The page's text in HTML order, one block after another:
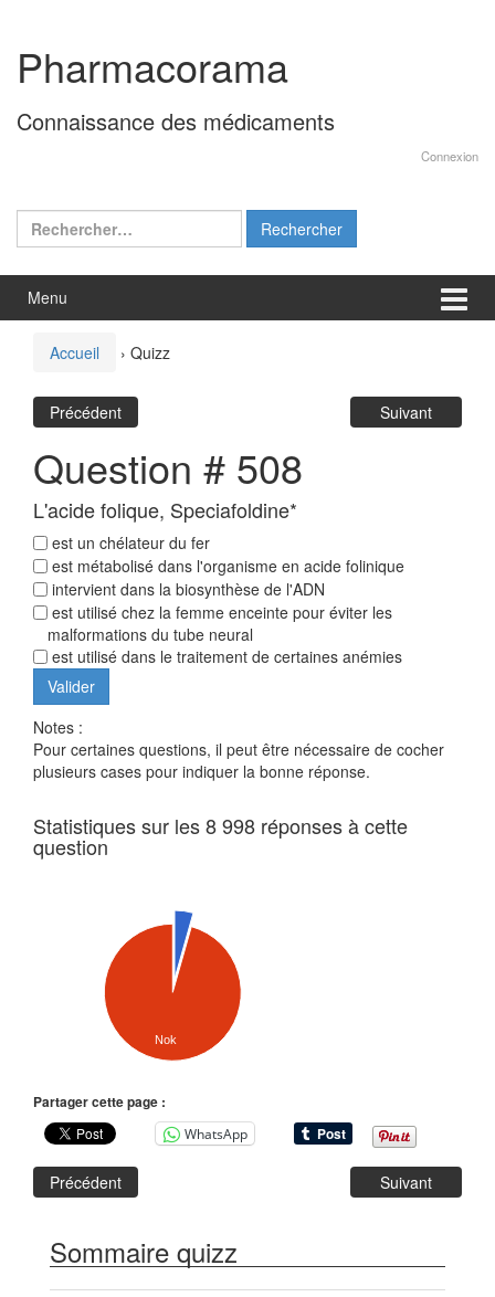
contenu
menu
principal
Pharmacorama
Connaissance des médicaments
Connexion
Rechercher :
Menu
Accueil › Quizz
Précédent Suivant
Question # 508
L'acide folique, Speciafoldine*
est un chélateur du fer
est métabolisé dans l'organisme en acide folinique
intervient dans la biosynthèse de l'ADN
est utilisé chez la femme enceinte pour éviter les
malformations du tube neural
est utilisé dans le traitement de certaines anémies
Notes :
Pour certaines questions, il peut être nécessaire de cocher
plusieurs cases pour indiquer la bonne réponse.
Statistiques sur les 8 998 réponses à cette
question
Nok
Partager cette page :
WhatsApp
Précédent Suivant
Sommaire quizz